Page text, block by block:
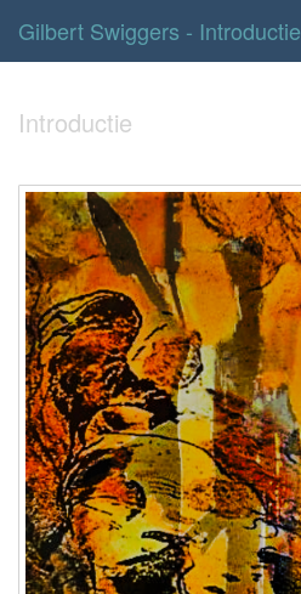
Gilbert Swiggers - Introductie
Introductie